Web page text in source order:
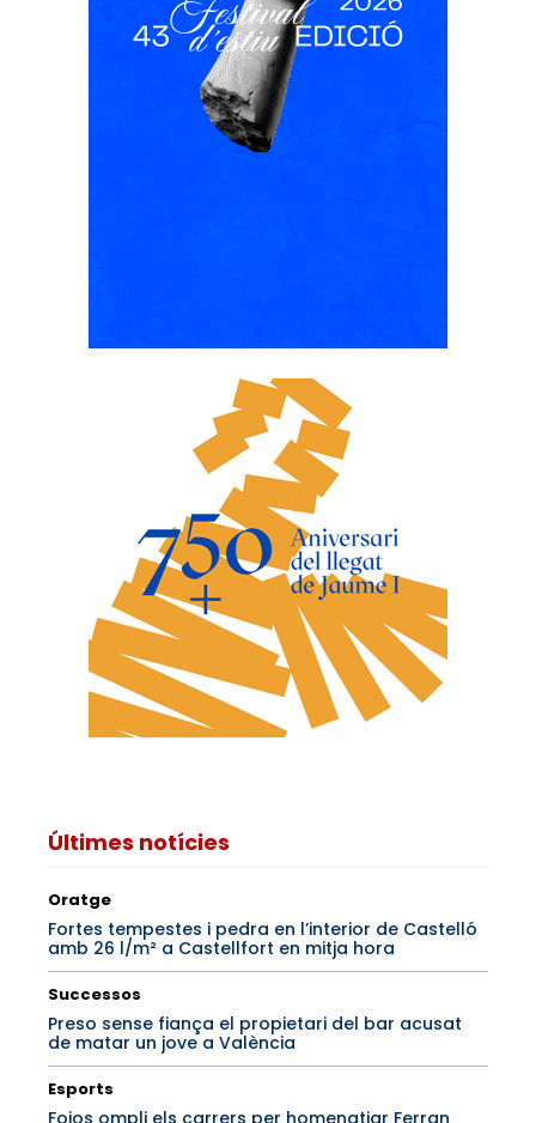
Últimes notícies
Oratge
Fortes tempestes i pedra en l’interior de Castelló
amb 26 l/m² a Castellfort en mitja hora
Successos
Preso sense fiança el propietari del bar acusat
de matar un jove a València
Esports